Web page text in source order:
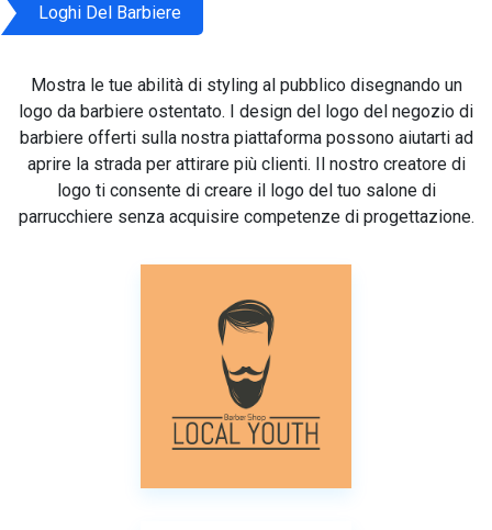
Loghi Del Barbiere
Mostra le tue abilità di styling al pubblico disegnando un
logo da barbiere ostentato. I design del logo del negozio di
barbiere offerti sulla nostra piattaforma possono aiutarti ad
aprire la strada per attirare più clienti. Il nostro creatore di
logo ti consente di creare il logo del tuo salone di
parrucchiere senza acquisire competenze di progettazione.